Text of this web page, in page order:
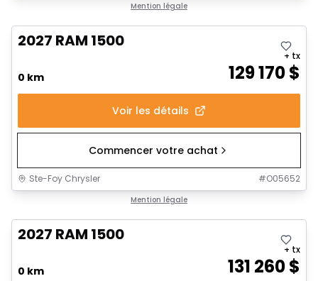
Mention légale
2027 RAM 1500
0 km 129 170$
+ tx
Voir les détails
Commencer votre achat
Ste-Foy Chrysler #O05652
Mention légale
2027 RAM 1500
0 km 131 260$
+ tx